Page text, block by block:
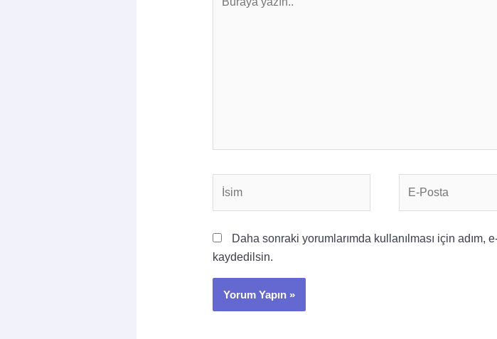
Daha sonraki yorumlarımda kullanılması için adım,
kaydedilsin.